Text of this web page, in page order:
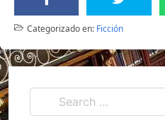
Categorizado en: Ficción